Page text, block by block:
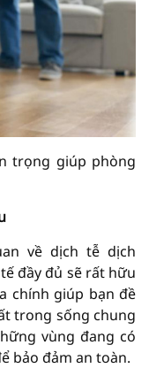
trọng giúp phòng
về dịch tễ dịch
đầy đủ sẽ rất hữu
chính giúp bạn đề
trong sống chung
vùng đang có
bảo đảm an toàn.